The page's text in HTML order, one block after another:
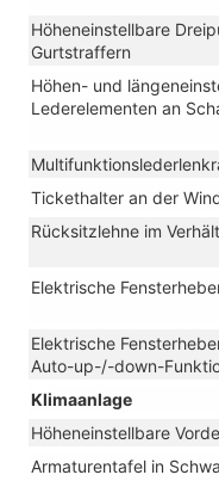
Höheneinstellbare
Gurtstraffern
Höhen- und
Lederelementen an
Tickethalter an der
Rücksitzlehne im
Elektrische
Elektrische
Auto-up-/-down-
Klimaanlage
Höheneinstellbare
Armaturentafel in